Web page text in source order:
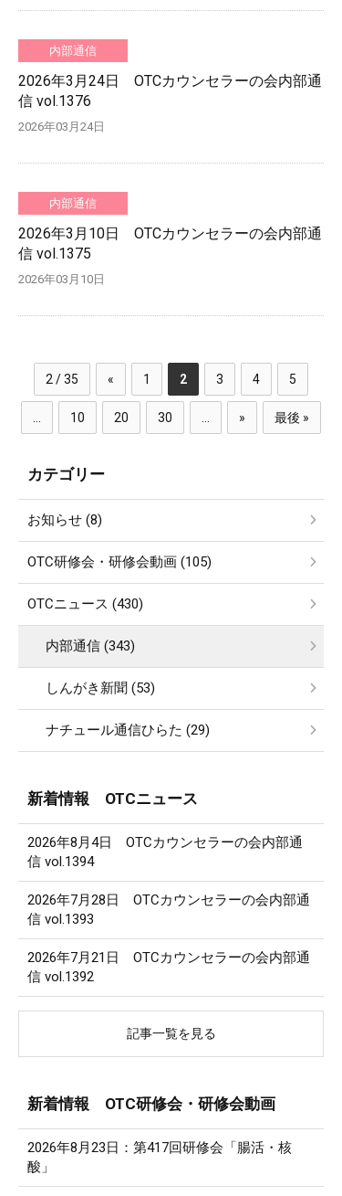
内部通信
2026年3月24日 OTCカウンセラーの会内部通
信 vol.1376
2026年03月24日
内部通信
2026年3月10日 OTCカウンセラーの会内部通
信 vol.1375
2026年03月10日
2 / 35 « 1 2 3 4 5
10 20 30 » 最後 »
カテゴリー
お知らせ (8)
OTC研修会・研修会動画 (105)
OTCニュース (430)
内部通信 (343)
しんがき新聞 (53)
ナチュール通信ひらた (29)
新着情報 OTCニュース
2026年8月4日 OTCカウンセラーの会内部通
信 vol.1394
2026年7月28日 OTCカウンセラーの会内部通
信 vol.1393
2026年7月21日 OTCカウンセラーの会内部通
信 vol.1392
記事一覧を見る
新着情報 OTC研修会・研修会動画
2026年8月23日：第417回研修会「腸活・核
酸」